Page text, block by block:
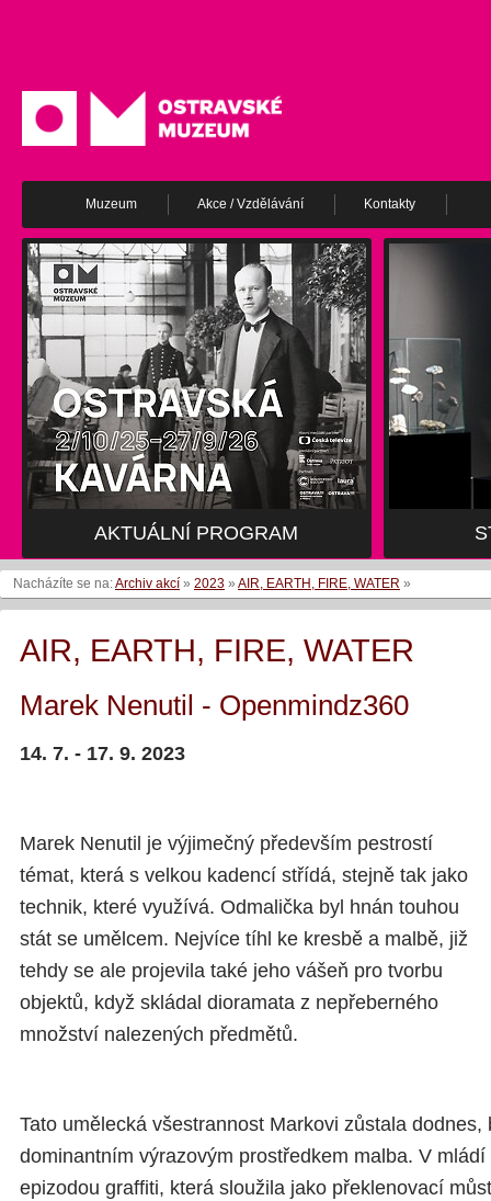
Muzeum Akce / Vzdělávání Kontakty
AKTUÁLNÍ PROGRAM
AKTUÁLNÍ PROGRAM
Nacházíte se na:Archiv akcí » 2023 » AIR, EARTH, FIRE, WATER »
AIR, EARTH, FIRE, WATER
Marek Nenutil - Openmindz360
14. 7. - 17. 9. 2023
Marek Nenutil je výjimečný především pestrostí
témat, která s velkou kadencí střídá, stejně tak jako
technik, které využívá. Odmalička byl hnán touhou
stát se umělcem. Nejvíce tíhl ke kresbě a malbě, již
tehdy se ale projevila také jeho vášeň pro tvorbu
objektů, když skládal dioramata z nepřeberného
množství nalezených předmětů.
Tato umělecká všestrannost Markovi zůstala
dominantním výrazovým prostředkem malba. V
epizodou graffiti, která sloužila jako překlenovací